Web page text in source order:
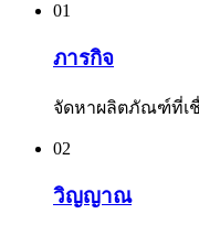
01
ภารกิจ
จัดหาผลิตภัณฑ์ที่เ
02
วิญญาณ